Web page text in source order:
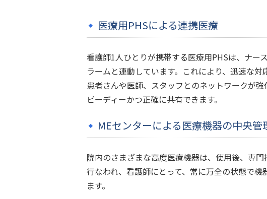
医療用PHSによる連携医療
看護師1人ひとりが携帯する医療用PHSは、ナー
ラームと連動しています。これにより、迅速な対
患者さんや医師、スタッフとのネットワークが
ピーディーかつ正確に共有できます。
MEセンターによる医療機器の中央管
院内のさまざまな高度医療機器は、使用後、専
行なわれ、看護師にとって、常に万全の状態で機
ます。